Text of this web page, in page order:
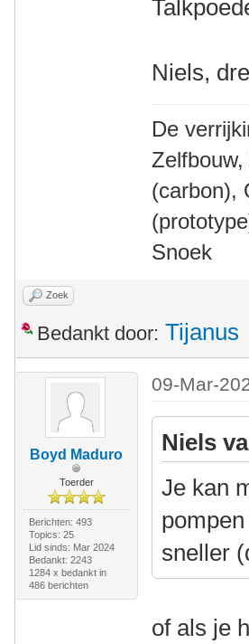
Niels,
De
(carbon),
Snoek
Zoek
Bedankt door: Tijanus
Boyd Maduro
Toerder
Berichten: 493
Topics: 25
Lid sinds: Mar 2024
Bedankt: 2243
1284 x bedankt in
486 berichten
09-Mar-
Niels
Je kan
sneller
of als je